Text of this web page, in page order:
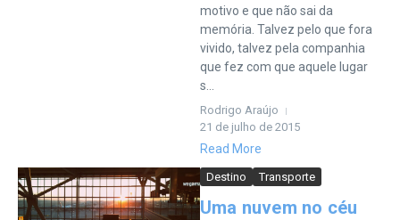
motivo e que não sai da
memória. Talvez pelo que fora
vivido, talvez pela companhia
que fez com que aquele lugar
s...
Rodrigo Araújo
21 de julho de 2015
Read More
Destino Transporte
Uma nuvem no céu